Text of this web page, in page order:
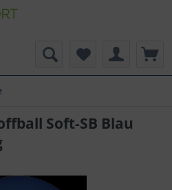
Soft-SB Blau